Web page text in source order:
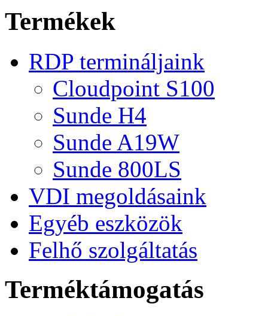
Termékek
RDP termináljaink
Cloudpoint S100
Sunde H4
Sunde A19W
Sunde 800LS
VDI megoldásaink
Egyéb eszközök
Felhő szolgáltatás
Terméktámogatás